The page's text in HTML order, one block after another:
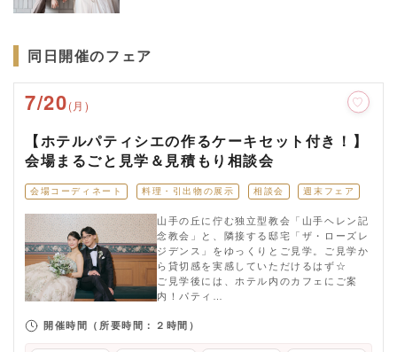
同日開催のフェア
7/20(月)
【ホテルパティシエの作るケーキセット付き！】
会場まるごと見学＆見積もり相談会
会場コーディネート 料理・引出物の展示 相談会 週末フェア
山手の丘に佇む独立型教会「山手ヘレン記
念教会」と、隣接する邸宅「ザ・ローズレ
ジデンス」をゆっくりとご見学。ご見学か
ら貸切感を実感していただけるはず☆
ご見学後には、ホテル内のカフェにご案
内！パティ…
開催時間 （所要時間：２時間）